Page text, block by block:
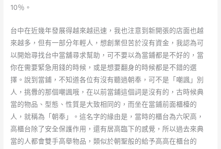
10％。
台中在近幾年發展得越來越迅速，我也注意到新開張的店面也越
來越多，但有一部分年輕人，想創業但苦於沒有資金，我認為可
以開始尋找台中當舖尋求幫助，可不要以為當鋪都是不好的，當
你在需要緊急用錢的時候，或是想要翻身的時候都是不錯的選
擇。說到當鋪，不知道各位有沒有聽過朝奉，可不是「嘲諷」別
人，挑釁的那個嘲諷哦，在以前當鋪這個詞是沒有的，古時候典
當的物品、型態、性質是大致相同的，而坐在當鋪前面櫃檯的
人，就稱為「朝奉」。這名字的緣由是，當時的櫃台為六呎高，
高櫃台除了安全保護作用，還有居高臨下的感覺，所以過去來典
當的人都會雙手高舉物品，類似於朝聖般的給予高高在櫃台的